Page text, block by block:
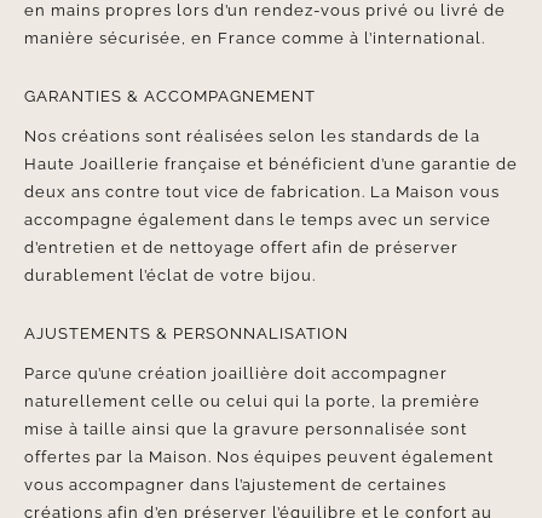
en mains propres lors d’un rendez-vous privé ou livré de
manière sécurisée, en France comme à l’international.
GARANTIES & ACCOMPAGNEMENT
Nos créations sont réalisées selon les standards de la
Haute Joaillerie française et bénéficient d’une garantie de
deux ans contre tout vice de fabrication. La Maison vous
accompagne également dans le temps avec un service
d’entretien et de nettoyage offert afin de préserver
durablement l’éclat de votre bijou.
AJUSTEMENTS & PERSONNALISATION
Parce qu’une création joaillière doit accompagner
naturellement celle ou celui qui la porte, la première
mise à taille ainsi que la gravure personnalisée sont
offertes par la Maison. Nos équipes peuvent également
vous accompagner dans l’ajustement de certaines
créations afin d’en préserver l’équilibre et le confort au